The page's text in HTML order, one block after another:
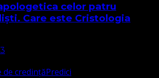
celor patru
Care este Cristologia
de credințăPredici